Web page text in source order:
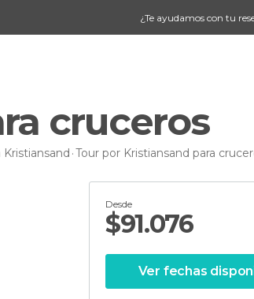
¿Te ayudamos con tu
cruceros
Tour por Kristiansand para
Desde
$91.076
Ver fechas